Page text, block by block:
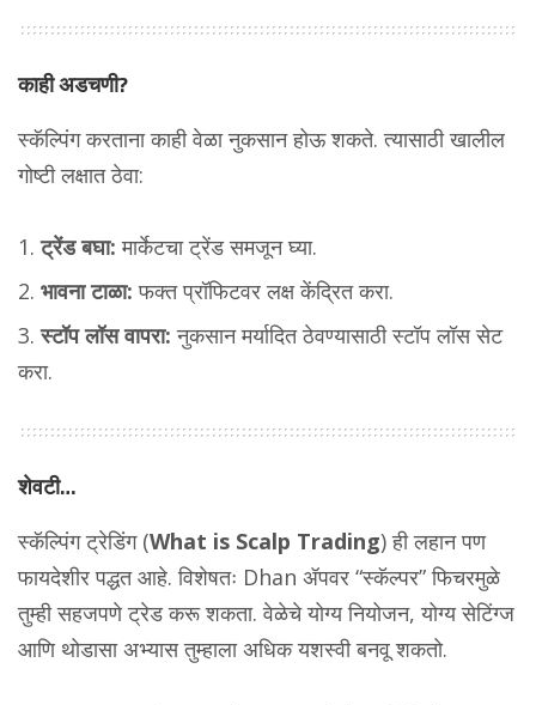
काही अडचणी?
स्कॅल्पिंग करताना काही वेळा नुकसान होऊ शकते. त्यासाठी खालील
गोष्टी लक्षात ठेवा:
ट्रेंड बघा: मार्केटचा ट्रेंड समजून घ्या.
भावना टाळा: फक्त प्रॉफिटवर लक्ष केंद्रित करा.
स्टॉप लॉस वापरा: नुकसान मर्यादित ठेवण्यासाठी स्टॉप लॉस सेट
करा.
शेवटी…
स्कॅल्पिंग ट्रेडिंग (What is Scalp Trading) ही लहान पण
फायदेशीर पद्धत आहे. विशेषतः Dhan ॲपवर “स्कॅल्पर” फिचरमुळे
तुम्ही सहजपणे ट्रेड करू शकता. वेळेचे योग्य नियोजन, योग्य सेटिंग्ज
आणि थोडासा अभ्यास तुम्हाला अधिक यशस्वी बनवू शकतो.